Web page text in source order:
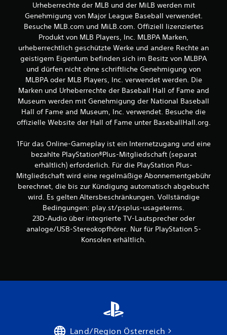
S
t
e
r
n
e
n
a
u
s
3
B
Urheberrechte der MLB und der MiLB werden mit
Genehmigung von Major League Baseball verwendet.
Besuche MLB.com und MiLB.com. Offiziell lizenziertes
Produkt von MLB Players, Inc. MLBPA Marken,
urheberrechtlich geschützte Werke und andere Rechte an
geistigem Eigentum befinden sich im Besitz von MLBPA
und dürfen nicht ohne schriftliche Genehmigung von
MLBPA oder MLB Players, Inc. verwendet werden. Die
Marken und Urheberrechte der Baseball Hall of Fame and
Museum werden mit Genehmigung der National Baseball
Hall of Fame and Museum, Inc. verwendet. Besuche die
offizielle Website der Hall of Fame unter BaseballHall.org.
1Für das Online-Gameplay ist ein Internetzugang und eine
bezahlte PlayStation®Plus-Mitgliedschaft (separat
erhältlich) erforderlich. Für die PlayStation Plus-
Mitgliedschaft wird eine regelmäßige Abonnementgebühr
berechnet, die bis zur Kündigung automatisch abgebucht
wird. Es gelten Altersbeschränkungen. Vollständige
Bedingungen: play.st/psplus-usageterms.
23D-Audio über integrierte TV-Lautsprecher oder
analoge/USB-Stereokopfhörer. Nur für PlayStation 5-
Konsolen erhältlich.
Land/Region Österreich